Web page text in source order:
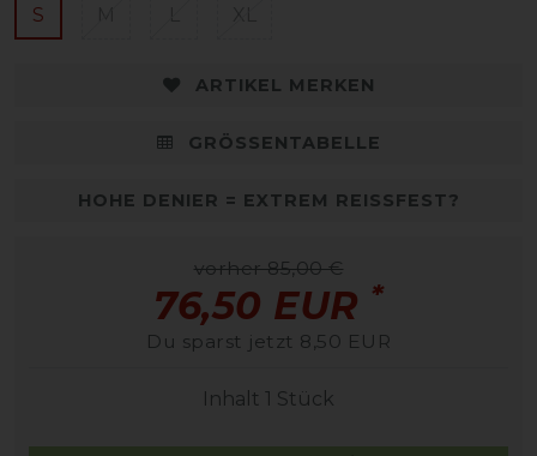
S
ARTIKEL MERKEN
GRÖSSENTABELLE
HOHE DENIER = EXTREM REISSFEST?
vorher 85,00 €
76,50 EUR *
Du sparst jetzt 8,50 EUR
Inhalt 1 Stück